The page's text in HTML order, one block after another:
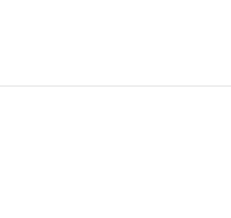
cứu.
hợp cho nhiều ứng dụng